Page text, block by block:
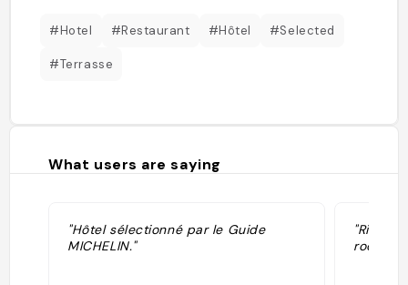
#Hotel #Restaurant #Hôtel #Selected
#Terrasse
What users are saying
"Hôtel sélectionné par le Guide
MICHELIN."
"Rien
rooftop